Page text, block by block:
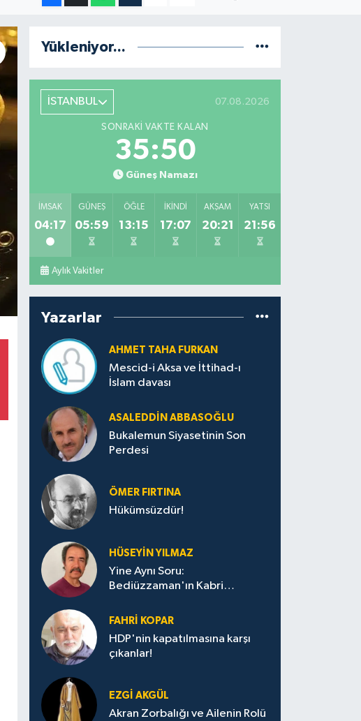
Yükleniyor...
İSTANBUL 07.08.2026
SONRAKI VAKTE KALAN
35:49
Güneş Namazı
İMSAK
04:17
GÜNEŞ
05:59
ÖĞLE
13:15
İKINDI
17:07
AKŞAM
20:21
YATSI
21:56
Aylık Vakitler
Yazarlar
AHMET TAHA FURKAN
Mescid-i Aksa ve İttihad-ı
İslam davası
ASALEDDIN ABBASOĞLU
Bukalemun Siyasetinin Son
Perdesi
ÖMER FIRTINA
Hükümsüzdür!
HÜSEYIN YILMAZ
Yine Aynı Soru:
Bediüzzaman'ın Kabri
FAHRI KOPAR
HDP'nin kapatılmasına karşı
çıkanlar!
EZGI AKGÜL
Akran Zorbalığı ve Ailenin Rolü